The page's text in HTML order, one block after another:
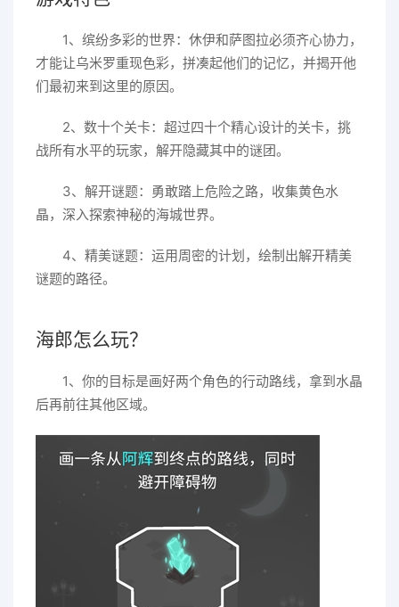
1、缤纷多彩的世界：休伊和萨图拉必须齐心协力，
才能让乌米罗重现色彩，拼凑起他们的记忆，并揭开他
们最初来到这里的原因。
2、数十个关卡：超过四十个精心设计的关卡，挑
战所有水平的玩家，解开隐藏其中的谜团。
3、解开谜题：勇敢踏上危险之路，收集黄色水
晶，深入探索神秘的海城世界。
4、精美谜题：运用周密的计划，绘制出解开精美
谜题的路径。
海郎怎么玩？
1、你的目标是画好两个角色的行动路线，拿到水晶
后再前往其他区域。